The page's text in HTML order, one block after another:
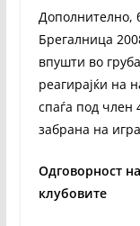
Дополнително,
Брегалница
впушти во
реагирајќи на
спаѓа под член
забрана на
Одговорност
клубовите